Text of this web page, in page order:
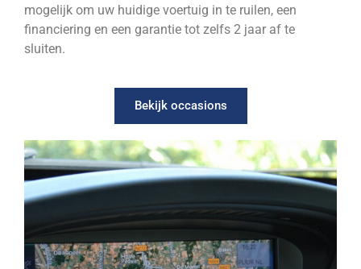
mogelijk om uw huidige voertuig in te ruilen, een
financiering en een garantie tot zelfs 2 jaar af te
sluiten.
Bekijk occasions